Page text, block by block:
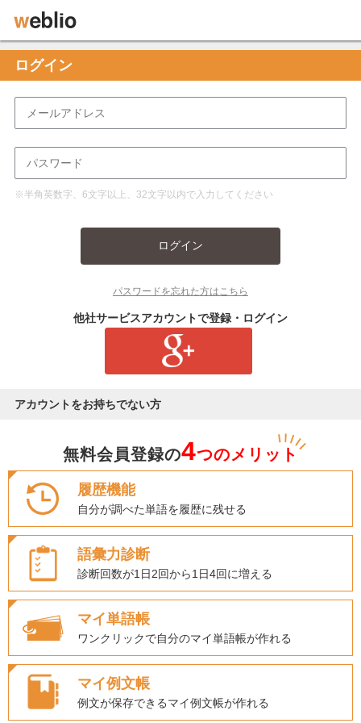
ログイン
※半角英数字、6文字以上、32文字以内で入力してください
ログイン
パスワードを忘れた方はこちら
他社サービスアカウントで登録・ログイン
アカウントをお持ちでない方
無料会員登録の4つのメリット
履歴機能
自分が調べた単語を履歴に残せる
語彙力診断
診断回数が1日2回から1日4回に増える
マイ単語帳
ワンクリックで自分のマイ単語帳が作れる
マイ例文帳
例文が保存できるマイ例文帳が作れる